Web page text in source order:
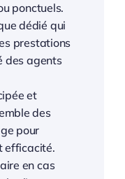
ponctuels.
dédié qui
prestations
des agents
et
des
pour
efficacité.
en cas